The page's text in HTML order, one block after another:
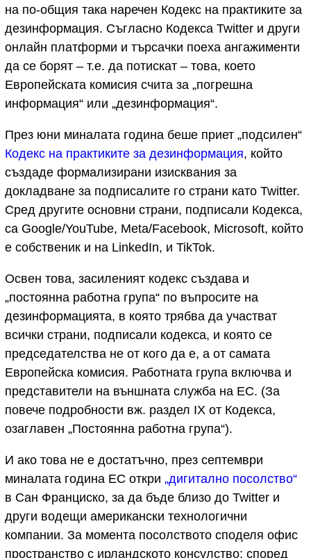
на по-общия така наречен Кодекс на практиките за
дезинформация. Съгласно Кодекса Twitter и други
онлайн платформи и търсачки поеха ангажименти
да се борят – т.е. да потискат – това, което
Европейската комисия счита за „погрешна
информация“ или „дезинформация“.
През юни миналата година беше приет „подсилен“
Кодекс на практиките за дезинформация, който
създаде формализирани изисквания за
докладване за подписалите го страни като Twitter.
Сред другите основни страни, подписали Кодекса,
са Google/YouTube, Meta/Facebook, Microsoft, който
е собственик и на LinkedIn, и TikTok.
Освен това, засиленият кодекс създава и
„постоянна работна група“ по въпросите на
дезинформацията, в която трябва да участват
всички страни, подписали кодекса, и която се
председателства не от кого да е, а от самата
Европейска комисия. Работната група включва и
представители на външната служба на ЕС. (За
повече подробности вж. раздел IX от Кодекса,
озаглавен „Постоянна работна група“).
И ако това не е достатъчно, през септември
миналата година ЕС откри „дигитално посолство“
в Сан Франциско, за да бъде близо до Twitter и
други водещи американски технологични
компании. За момента посолството споделя офис
пространство с ирландското консулство: според